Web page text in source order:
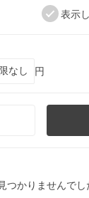
表示
円
つかりませんで